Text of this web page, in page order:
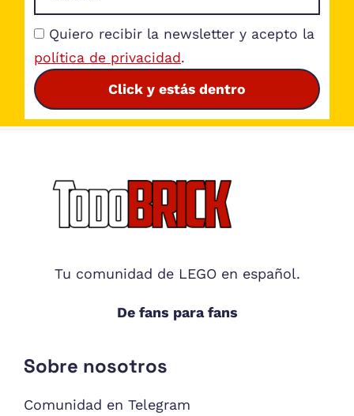
Quiero recibir la newsletter y acepto la
política de privacidad.
Click y estás dentro
Footer
Tu comunidad de LEGO en español.
De fans para fans
Sobre nosotros
Comunidad en Telegram